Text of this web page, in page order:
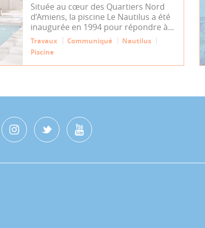
Située au cœur des Quartiers Nord
d’Amiens, la piscine Le Nautilus a été
inaugurée en 1994 pour répondre à...
Travaux Communiqué
Nautilus
Piscine